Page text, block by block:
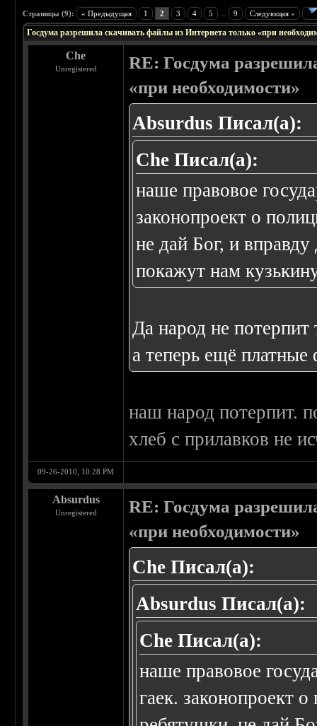
Страницы (9): « Предыдущая 1 2 3 4 5 9 Следующая »
Госдума разрешила скачивать файлы из Интернета только «при
Che
Unregistered
RE: Госдума
«при необходимости»
Absurdus Писал(а):
Che Писал(а):
наше правовое
законопроект о
не дай Бог, и вправду
покажут нам
Да народ не потерпит
а теперь ещё
наш народ потерпит.
хлеб с прилавков не
09-26-2010, 10:28 PM
Absurdus
Unregistered
RE: Госдума
«при необходимости»
Che Писал(а):
Absurdus Писал(а):
Che Писал(а):
наше правовое
гаек. законопроект